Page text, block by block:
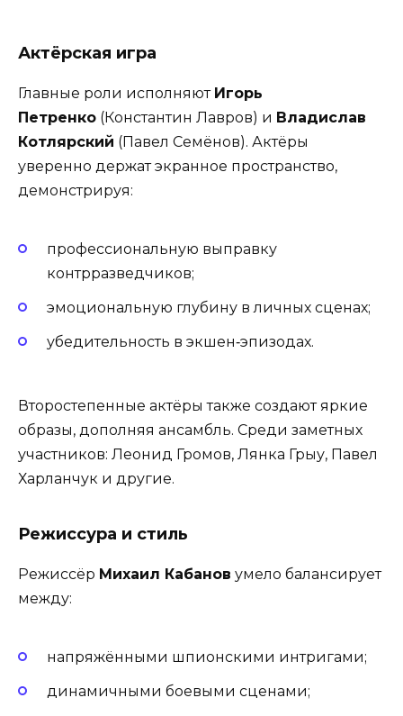
Актёрская игра
Главные роли исполняют Игорь
Петренко (Константин Лавров) и Владислав
Котлярский (Павел Семёнов). Актёры
уверенно держат экранное пространство,
демонстрируя:
профессиональную выправку
контрразведчиков;
эмоциональную глубину в личных сценах;
убедительность в экшен‑эпизодах.
Второстепенные актёры также создают яркие
образы, дополняя ансамбль. Среди заметных
участников: Леонид Громов, Лянка Грыу, Павел
Харланчук и другие.
Режиссура и стиль
Режиссёр Михаил Кабанов умело балансирует
между:
напряжёнными шпионскими интригами;
динамичными боевыми сценами;